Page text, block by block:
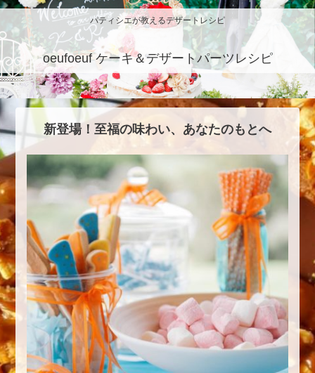
パティシエが教えるデザートレシピ
oeufoeuf ケーキ＆デザートパーツレシピ
新登場！至福の味わい、あなたのもとへ